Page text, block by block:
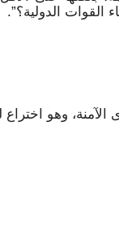
القوات الدولية؟”.
وهو اختراع